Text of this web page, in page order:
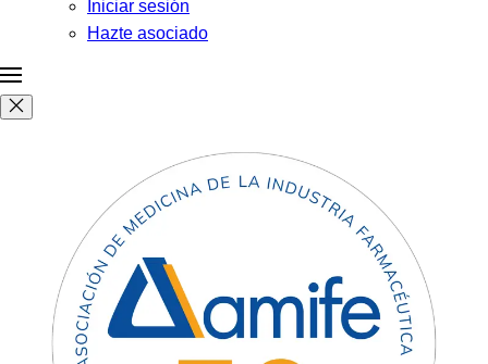
Iniciar sesión
Hazte asociado